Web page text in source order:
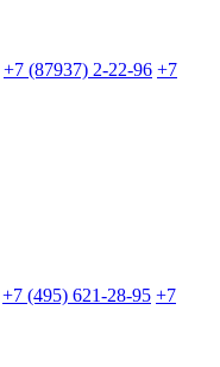
+7 (87937) 2-22-96 +7
+7 (495) 621-28-95 +7